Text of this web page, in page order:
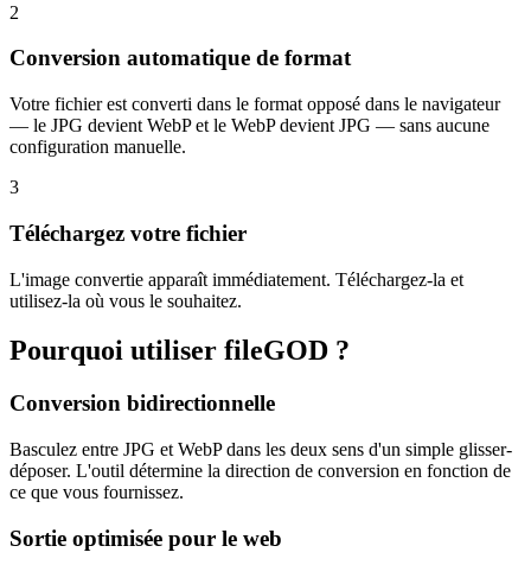
2
Conversion automatique de format
Votre fichier est converti dans le format opposé dans le navigateur
— le JPG devient WebP et le WebP devient JPG — sans aucune
configuration manuelle.
3
Téléchargez votre fichier
L'image convertie apparaît immédiatement. Téléchargez-la et
utilisez-la où vous le souhaitez.
Pourquoi utiliser fileGOD ?
Conversion bidirectionnelle
Basculez entre JPG et WebP dans les deux sens d'un simple glisser-
déposer. L'outil détermine la direction de conversion en fonction de
ce que vous fournissez.
Sortie optimisée pour le web